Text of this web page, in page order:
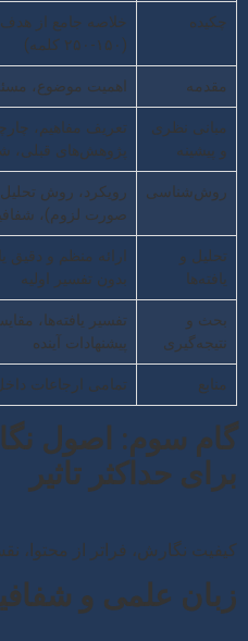
چکیده
خلاصه جامع از
(۱۵۰-۲۵۰ کلمه)
مقدمه اهمیت موضوع،
مبانی نظری
و پیشینه
تعریف مفاهیم،
پژوهش‌های قبلی،
روش‌شناسی
رویکرد، روش
صورت لزوم)،
تحلیل و
یافته‌ها
ارائه منظم و
بدون تفسیر اولیه
بحث و
نتیجه‌گیری
تفسیر یافته‌ها،
پیشنهادات آینده
منابع تمامی ارجاعات
گام سوم: اصول
برای حداکثر تاثیر
کیفیت نگارش، فراتر از محتوا،
زبان علمی و